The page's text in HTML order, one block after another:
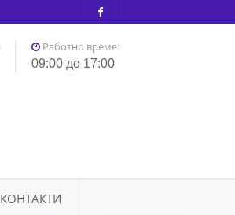
Работно време:
09:00 до 17:00
КОНТАКТИ